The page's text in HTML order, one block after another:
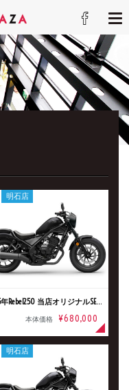
2025年Rebel250 当店オリジナルSE仕様 E-Clutch E-Clutch
本体価格 ¥680,000
明石店
明石店